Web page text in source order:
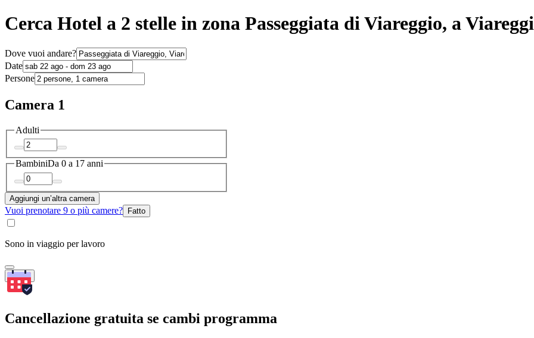
Cerca Hotel a 2 stelle in zona Passeggiata di Viareggio, a
Dove vuoi andare?
Date
Persone
Camera 1
Adulti
BambiniDa 0 a 17 anni
Aggiungi un’altra camera
Vuoi prenotare 9 o più camere? Fatto
Sono in viaggio per lavoro
Cerca
Cancellazione gratuita se cambi programma